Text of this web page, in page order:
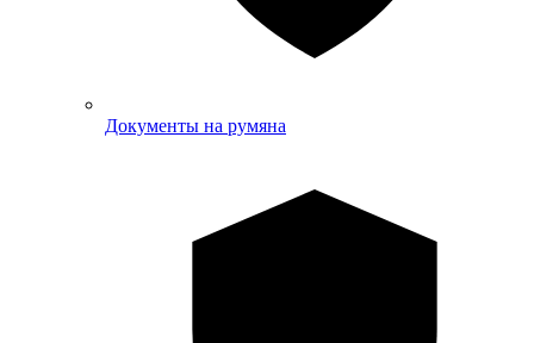
Документы на румяна